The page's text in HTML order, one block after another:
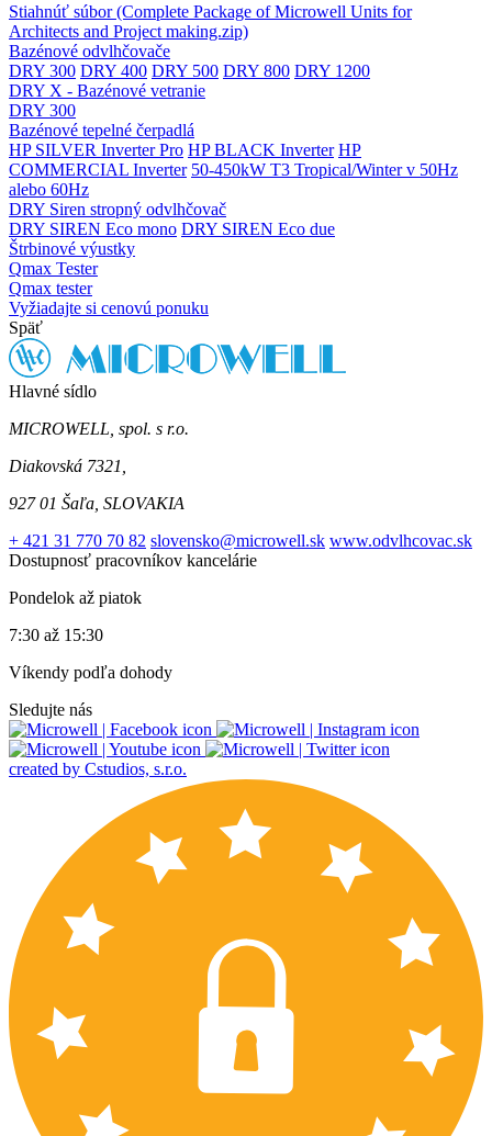
Stiahnúť súbor (Complete Package of Microwell Units for
Architects and Project making.zip)
Bazénové odvlhčovače
DRY 300 DRY 400 DRY 500 DRY 800 DRY 1200
DRY X - Bazénové vetranie
DRY 300
Bazénové tepelné čerpadlá
HP SILVER Inverter Pro HP BLACK Inverter HP
COMMERCIAL Inverter 50-450kW T3 Tropical/Winter v 50Hz
alebo 60Hz
DRY Siren stropný odvlhčovač
DRY SIREN Eco mono DRY SIREN Eco due
Štrbinové výustky
Qmax Tester
Qmax tester
Vyžiadajte si cenovú ponuku
Späť
Hlavné sídlo
MICROWELL, spol. s r.o.
Diakovská 7321,
927 01 Šaľa, SLOVAKIA
+ 421 31 770 70 82 slovensko@microwell.sk www.odvlhcovac.sk
Dostupnosť pracovníkov kancelárie
Pondelok až piatok
7:30 až 15:30
Víkendy podľa dohody
Sledujte nás
created by Cstudios, s.r.o.